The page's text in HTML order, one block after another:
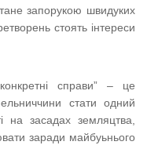
запорукою швидуких
стоять інтереси
справи” – це
стати одний
на засадах земляцтва,
заради майбуьнього